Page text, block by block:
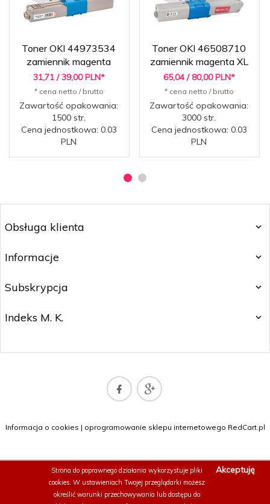
Toner OKI 44973534
zamiennik magenta
31,71 / 39,00 PLN*
* cena netto / brutto
Zawartość opakowania:
1500 str.
Cena jednostkowa: 0.03
PLN
Toner OKI 46508710
zamiennik magenta XL
65,04 / 80,00 PLN*
* cena netto / brutto
Zawartość opakowania:
3000 str.
Cena jednostkowa: 0.03
PLN
Obsługa klienta
Informacje
Subskrypcja
Indeks M. K.
sklep@naszadrukarka.pl
Informacja o cookies | oprogramowanie sklepu internetowego RedCart.pl
Strona do poprawnego działania wykorzystuje pliki
cookies. W ustawieniach Twojej przeglądarki możesz
określić warunki przechowywania lub dostępu do
Akceptuję